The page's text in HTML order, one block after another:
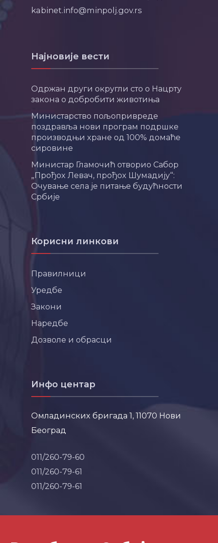
kabinet.info@minpolj.gov.rs
Најновије вести
Одржан други округли сто о Нацрту
закона о добробити животиња
Министарство пољопривреде
поздравља нови програм подршке
производњи хране од 100% домаће
сировине
Министар Гламочић отворио Сабор
„Прођох Левач, прођох Шумадију“:
Очување села је питање будућности
Србије
Корисни линкови
Правилници
Уредбе
Закони
Наредбе
Дозволе и обрасци
Инфо центар
Омладинских бригада 1, 11070 Нови
Београд
011/260-79-60
011/260-79-61
011/260-79-61